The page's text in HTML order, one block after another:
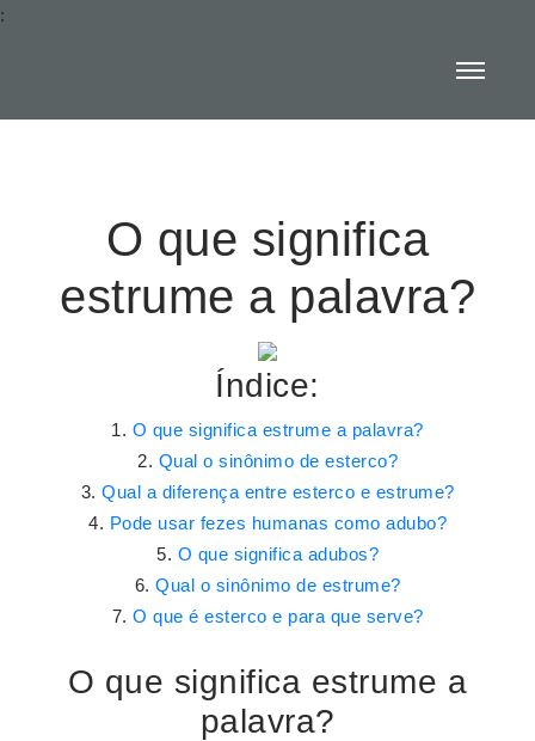
:
O que significa
estrume a palavra?
Índice:
O que significa estrume a palavra?
Qual o sinônimo de esterco?
Qual a diferença entre esterco e estrume?
Pode usar fezes humanas como adubo?
O que significa adubos?
Qual o sinônimo de estrume?
O que é esterco e para que serve?
O que significa estrume a
palavra?